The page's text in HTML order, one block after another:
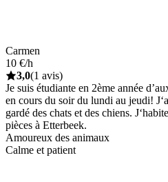
Carmen
10 €/h
3,0(1 avis)
Je suis étudiante en 2ème année
en cours du soir du lundi au jeudi!
gardé des chats et des chiens.
pièces à Etterbeek.
Amoureux des animaux
Calme et patient